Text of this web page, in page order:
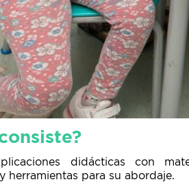
didácticas con
herramientas para su abordaje.